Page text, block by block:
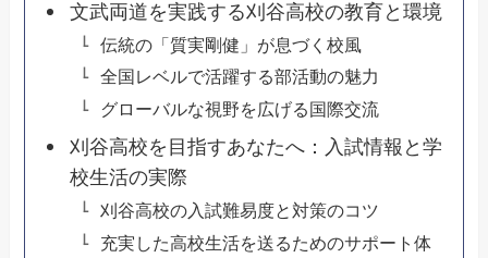
文武両道を実践する刈谷高校の教育と環境
伝統の「質実剛健」が息づく校風
全国レベルで活躍する部活動の魅力
グローバルな視野を広げる国際交流
刈谷高校を目指すあなたへ：入試情報と学
校生活の実際
刈谷高校の入試難易度と対策のコツ
充実した高校生活を送るためのサポート体